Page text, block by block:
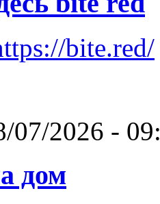
bite.red/
07/2026 -
дом